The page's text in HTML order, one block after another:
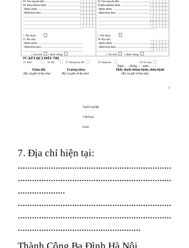
Nghề nghiệp
Việt Nam
Kinh
7. Địa chỉ hiện tại:
.................................................................
.................................................................
....................
.................................................................
.................................................................
....................................................